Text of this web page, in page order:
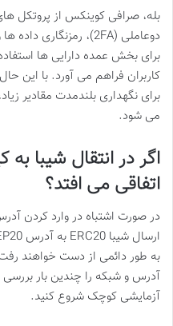
بله، صرافی کوینکس از پروتکل
برای بخش عمده دارایی ها
برای نگهداری بلندمدت مقادیر
می شود.
اگر در انتقال شیبا
اتفاقی می افتد؟
در صورت اشتباه در وارد کردن
به طور دائمی از دست خواهند رفت
آدرس و شبکه را چندین بار بررسی
آزمایشی کوچک شروع کنید.